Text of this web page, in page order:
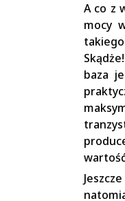
A co z
mocy
baza